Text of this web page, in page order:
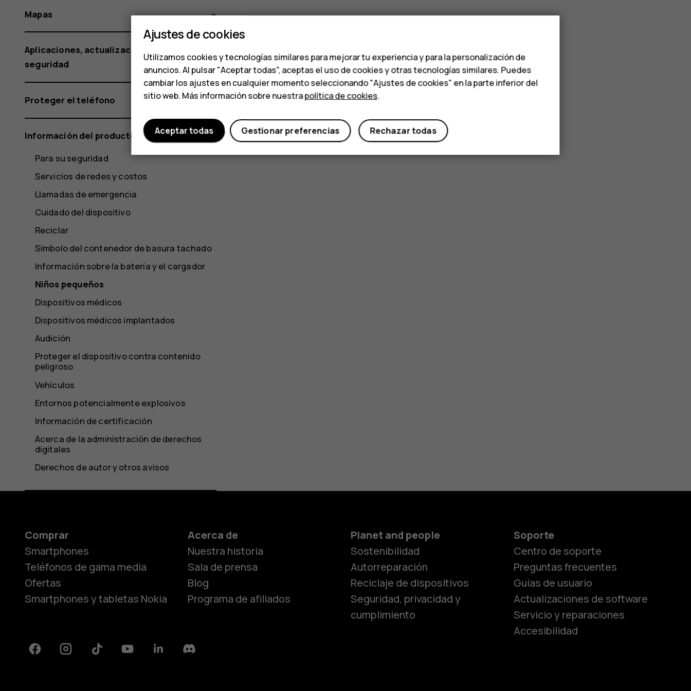
Mapas
Aplicaciones, actualizaciones y copias de
seguridad
Proteger el teléfono
Información del producto y de seguridad
Para su seguridad
Servicios de redes y costos
Llamadas de emergencia
Cuidado del dispositivo
Reciclar
Símbolo del contenedor de basura tachado
Información sobre la batería y el cargador
Niños pequeños
Dispositivos médicos
Dispositivos médicos implantados
Audición
Proteger el dispositivo contra contenido
peligroso
Vehículos
Entornos potencialmente explosivos
Información de certificación
Acerca de la administración de derechos
digitales
Derechos de autor y otros avisos
Comprar
Smartphones
Teléfonos de gama media
Ofertas
Smartphones y tabletas Nokia
Acerca de
Nuestra historia
Sala de prensa
Blog
Programa de afiliados
Planet and people
Sostenibilidad
Autorreparación
Reciclaje de dispositivos
Seguridad, privacidad y
cumplimiento
Soporte
Centro de soporte
Preguntas frecuentes
Guías de usuario
Actualizaciones de software
Servicio y reparaciones
Accesibilidad
FacebookInstagramTiktok YoutubeLinkedinDiscord
Ajustes de cookies
Utilizamos cookies y tecnologías similares para mejorar tu experiencia y para la personalización de
anuncios. Al pulsar "Aceptar todas", aceptas el uso de cookies y otras tecnologías similares. Puedes
cambiar los ajustes en cualquier momento seleccionando "Ajustes de cookies" en la parte inferior del
sitio web. Más información sobre nuestrapolítica de cookies.
Rechazar todas
Gestionar preferencias
Aceptar todas